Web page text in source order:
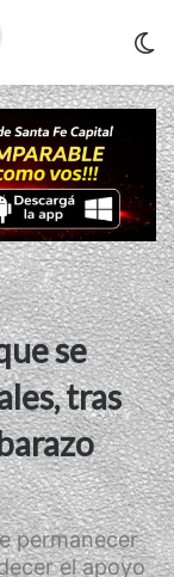
se
tras
permanecer
el apoyo